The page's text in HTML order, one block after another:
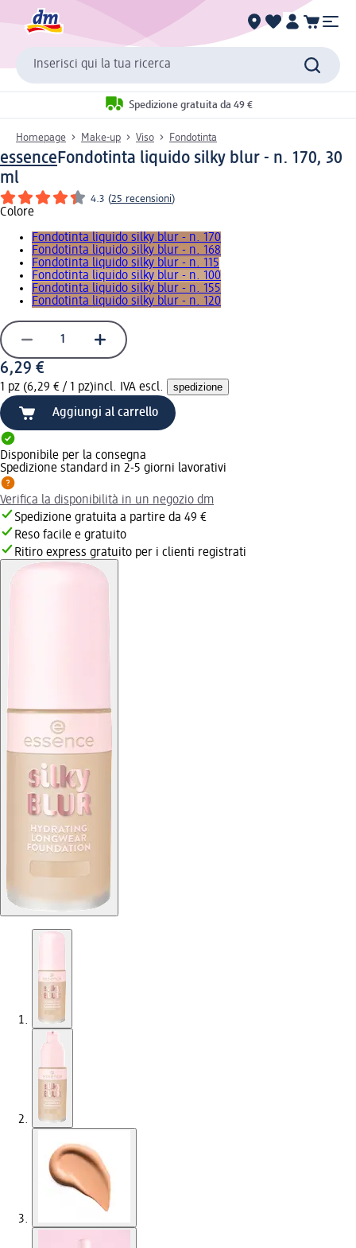
Inserisci qui la tua ricerca
Spedizione gratuita da 49 €
Homepage Make-up Viso Fondotinta
essenceFondotinta liquido silky blur - n. 170, 30
ml
4.3 (25 recensioni)
Colore
Fondotinta liquido silky blur - n. 170
Fondotinta liquido silky blur - n. 168
Fondotinta liquido silky blur - n. 115
Fondotinta liquido silky blur - n. 100
Fondotinta liquido silky blur - n. 155
Fondotinta liquido silky blur - n. 120
6,29 €
1 pz (6,29 € / 1 pz)incl. IVA escl. spedizione
Aggiungi al carrello
Disponibile per la consegna
Spedizione standard in 2-5 giorni lavorativi
Verifica la disponibilità in un negozio dm
Spedizione gratuita a partire da 49 €
Reso facile e gratuito
Ritiro express gratuito per i clienti registrati